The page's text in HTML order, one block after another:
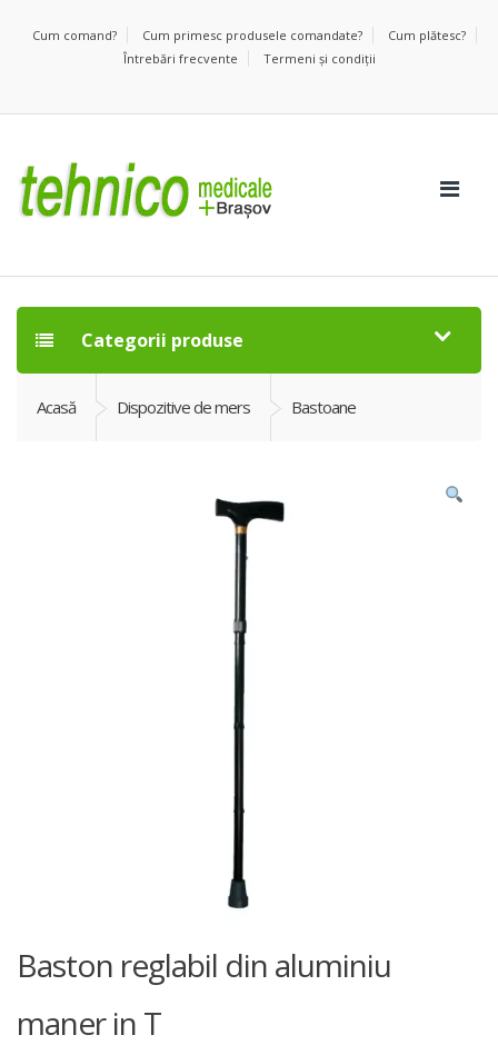
Cum comand? Cum primesc produsele comandate?
Cum plătesc?
Întrebări frecvente
Termeni şi condiţii
Categorii produse
Acasă Dispozitive de mers Bastoane
Baston reglabil din aluminiu
maner in T